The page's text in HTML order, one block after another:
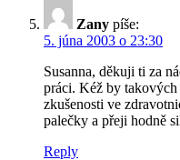
Zany píše:
5. júna 2003 o 23:30
Susanna, děkuji ti za
práci. Kéž by
zkušenosti ve
palečky a přeji hodně
Reply